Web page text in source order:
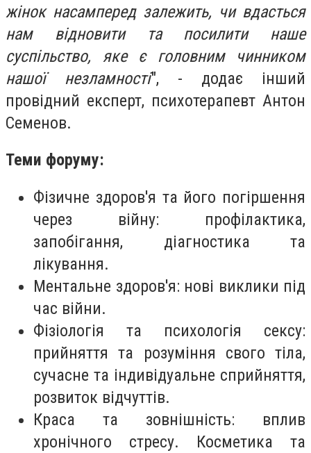
жінок насамперед залежить, чи вдасться
нам відновити та посилити наше
суспільство, яке є головним чинником
нашої незламності", - додає інший
провідний експерт, психотерапевт Антон
Семенов.
Теми форуму:
Фізичне здоров'я та його погіршення
через війну: профілактика,
запобігання, діагностика та
лікування.
Ментальне здоров'я: нові виклики під
час війни.
Фізіологія та психологія сексу:
прийняття та розуміння свого тіла,
сучасне та індивідуальне сприйняття,
розвиток відчуттів.
Краса та зовнішність: вплив
хронічного стресу. Косметика та